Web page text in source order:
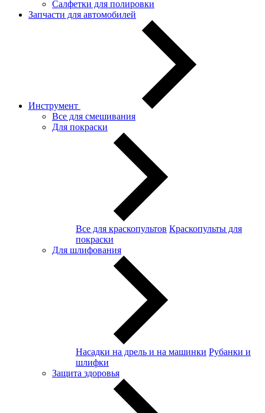
Салфетки для полировки
Запчасти для автомобилей
Инструмент
Все для смешивания
Для покраски
Все для краскопультов Краскопульты для
покраски
Для шлифования
Насадки на дрель и на машинки Рубанки и
шлифки
Защита здоровья